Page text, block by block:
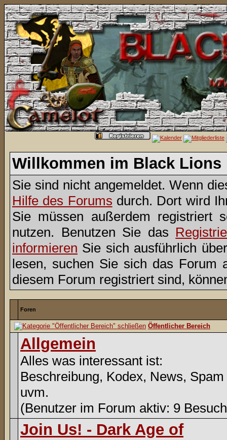
Willkommen im Black Lions
Sie sind nicht angemeldet. Wenn
Hilfe des Forums durch. Dort wird
Sie müssen außerdem registriert
nutzen. Benutzen Sie das
informieren Sie sich ausführlich
lesen, suchen Sie sich das Forum
diesem Forum registriert sind,
Foren
Öffentlicher Bereich
Allgemein
Alles was interessant ist:
Beschreibung, Kodex, News, Spam
uvm.
(Benutzer im Forum aktiv: 9
Join Us! - Dark Age of